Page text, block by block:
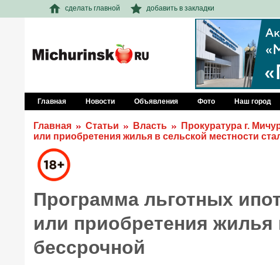
сделать главной добавить в закладки
Главная Новости Объявления Фото Наш город
Главная Статьи Власть Прокуратура г.
или приобретения жилья в сельской местности
Программа льготных
или приобретения жилья
бессрочной